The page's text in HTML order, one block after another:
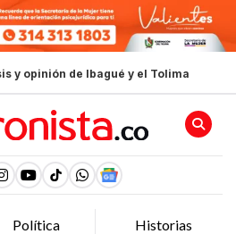
y opinión de Ibagué y el Tolima
Historias Opinion